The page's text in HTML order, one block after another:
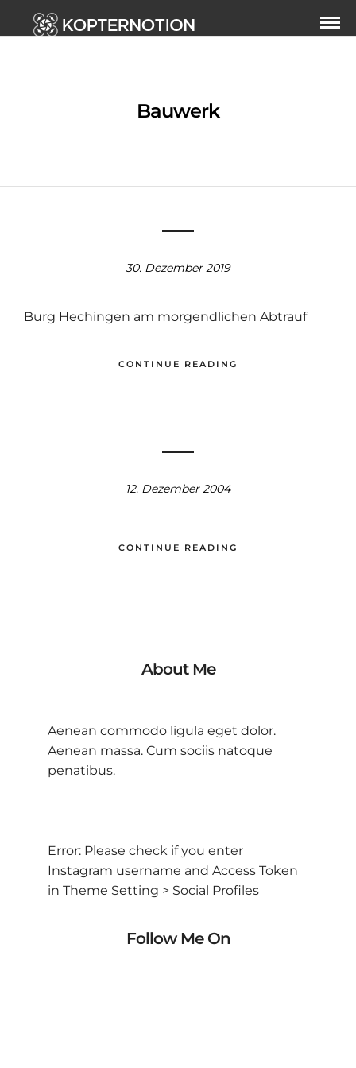
Bauwerk
30. Dezember 2019
Burg Hechingen am morgendlichen Abtrauf
CONTINUE READING
12. Dezember 2004
CONTINUE READING
About Me
Aenean commodo ligula eget dolor.
Aenean massa. Cum sociis natoque
penatibus.
Error: Please check if you enter
Instagram username and Access Token
in Theme Setting > Social Profiles
Follow Me On